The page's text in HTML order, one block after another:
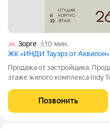
Зорге
10 мин.
ЖК «ИНДИ Тауэрз от Аквилон»
Продажа от застройщика.
этаже жилого комплекса Indy
отделкой WhiteBox. - Вам не
работами. -
Позвонить